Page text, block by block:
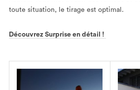
toute situation, le tirage est optimal.
Découvrez Surprise en détail !